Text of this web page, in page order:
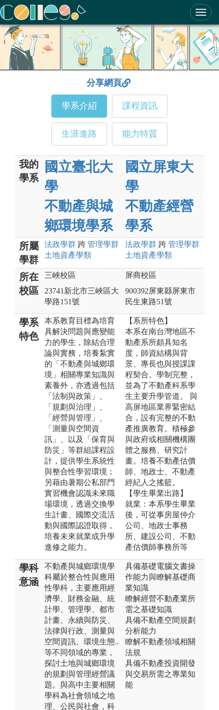
ColleGo! 大學選才與高中育才輔助系統
分享網頁
學系介紹 課程資訊
生涯進路 能力特質
我的
學系
國立臺北大
學
不動產與城
鄉環境學系
國立屏東大
學
不動產經營
學系
所屬
學群
法政學群 跨 管理學群
土地資產學類
法政學群 跨 管理學群
土地資產學類
所在
校區
三峽校區
23741新北市三峽區大
學路151號
屏商校區
900392屏東縣屏東市
民生東路51號
學系
特色
本系教育目標為培育
具解決問題與應變能
力的學生，除結合理
論與實務，培養紮實
的「不動產與城鄉環
境」相關專業知識與
素養外，亦透過包括
「法制與政策」、
「規劃與治理」、
「經營與管理」、
「測量與空間資
訊」、以及「保育與
防災」等群組課程設
計，提供學生系統性
與整合性學習環境；
另藉由暑期公私部門
實習機會認識未來職
場環境，透過交換學
生計畫、國際交流活
動與國際認證取得，
培養未來就業或升學
進修之能力。
【系所特色】
本系在南台灣地區不
動產系所頗具知名
度，師資結構與背
景、專長也與授課課
程契合。學制完整，
並為了不動產科系學
生主要升學管道。 與
高屏地區業界緊密結
合，設有完整的不動
產推廣教育。積極參
與政府或相關機構團
體之服務、研究計
畫。培養不動產估價
師、地政士、不動產
經紀人之搖籃。
【學生畢業出路】
就業：本系學生畢業
後，可從事房屋仲介
公司、地政士事務
所、建設公司、不動
產估價師事務所等
學科
意涵
不動產與城鄉環境學
科屬於整合性與應用
性學科，主要應用經
濟學、財務金融、統
計學、管理學、都市
計畫、永續與防災、
法律與行政、測量與
空間資訊、環境生態..
等不同領域的專業，
探討土地與城鄉環境
的規劃與管理經營議
題。與高中主要相關
學科為社會領域之地
理、公民與社會，科
具備基礎電腦文書操
作能力與瞭解基礎商
業知識
瞭解經營不動產業所
需之基礎知識
具備不動產空間規劃
分析能力
瞭解不動產領域相關
法規
具備不動產投資開發
與交易所需之專業知
能